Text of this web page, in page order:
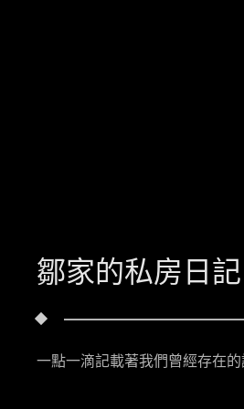
鄒家的私房日記
一點一滴記載著我們曾經存在的